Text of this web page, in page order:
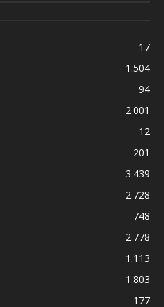
17
1.504
94
2.001
12
201
3.439
2.728
748
2.778
1.113
1.803
177